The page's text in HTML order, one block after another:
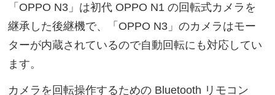
「OPPO N3」は初代 OPPO N1 の回転式カメラを
継承した後継機で、「OPPO N3」のカメラはモー
ターが内蔵されているので自動回転にも対応してい
ます。
カメラを回転操作するための Bluetooth リモコン